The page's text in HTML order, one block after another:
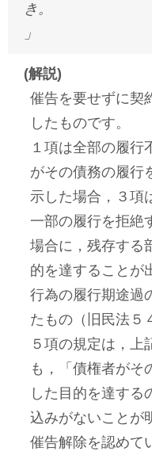
き。
」
(解説)
催告を要せずに契
したものです。
１項は全部の履行
がその債務の履行
示した場合，３項
一部の履行を拒絶
場合に，残存する
的を達することが
行為の履行期途過
たもの（旧民法５
５項の規定は，上
も，「債権者がそ
した目的を達する
込みがないことが
催告解除を認めて